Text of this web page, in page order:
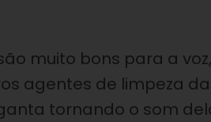
muito bons para a voz,
agentes de limpeza
tornando o som